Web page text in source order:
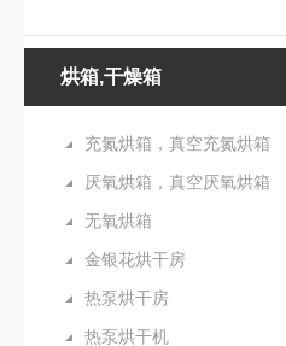
烘箱,干燥箱
充氮烘箱，真空充氮烘箱
厌氧烘箱，真空厌氧烘箱
无氧烘箱
金银花烘干房
热泵烘干房
热泵烘干机